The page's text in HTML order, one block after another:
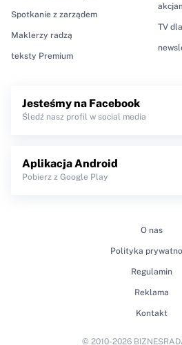
Spotkanie z zarządem
Maklerzy radzą
teksty Premium
TV
Jesteśmy na Facebook
Śledź nasz profil w social media
Aplikacja Android
Pobierz z Google Play
O nas
Polityka
Regulamin
Reklama
Kontakt
© 2010-2026